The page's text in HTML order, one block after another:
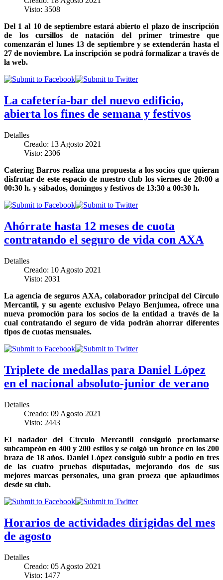
Visto: 3508
Del 1 al 10 de septiembre estará abierto el plazo de inscripción
de los cursillos de natación del primer trimestre que
comenzarán el lunes 13 de septiembre y se extenderán hasta el
27 de noviembre. La inscripción se podrá formalizar a través de
la web.
La cafetería-bar del nuevo edificio,
abierta los fines de semana y festivos
Detalles
Creado: 13 Agosto 2021
Visto: 2306
Catering Barros realiza una propuesta a los socios que quieran
disfrutar de este espacio de nuestro club los viernes de 20:00 a
00:30 h. y sábados, domingos y festivos de 13:30 a 00:30 h.
Ahórrate hasta 12 meses de cuota
contratando el seguro de vida con AXA
Detalles
Creado: 10 Agosto 2021
Visto: 2031
La agencia de seguros AXA, colaborador principal del Círculo
Mercantil, y su agente exclusivo Pelayo Benjumea, ofrece una
nueva promoción para los socios de la entidad a través de la
cual contratando el seguro de vida podrán ahorrar diferentes
tipos de cuotas mensuales.
Triplete de medallas para Daniel López
en el nacional absoluto-junior de verano
Detalles
Creado: 09 Agosto 2021
Visto: 2443
El nadador del Círculo Mercantil consiguió proclamarse
subcampeón en 400 y 200 estilos y se colgó un bronce en los 200
braza de 18 años. Daniel López consiguió subir a podio en tres
de las cuatro pruebas disputadas, mejorando dos de sus
mejores marcas personales, una gran proeza que aplaudimos
desde su club.
Horarios de actividades dirigidas del mes
de agosto
Detalles
Creado: 05 Agosto 2021
Visto: 1477